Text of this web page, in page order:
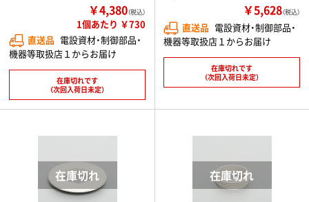
￥4,380（税込）
1個あたり ￥730
直送品 電設資材・制御部品・
機器等取扱店１からお届け
在庫切れです
（次回入荷日未定）
￥5,628（税込）
直送品 電設資材・制御部品・
機器等取扱店１からお届け
在庫切れです
（次回入荷日未定）